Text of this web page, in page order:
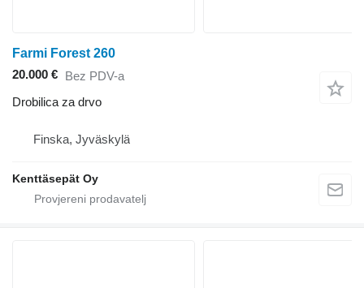
Farmi Forest 260
20.000 € Bez PDV-a
Drobilica za drvo
Finska, Jyväskylä
Kenttäsepät Oy